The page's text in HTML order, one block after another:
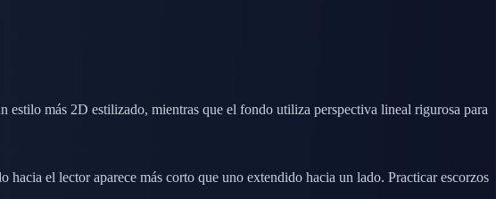
estilo más 2D estilizado, mientras que el fondo utiliza perspectiva lineal rigurosa para
el lector aparece más corto que uno extendido hacia un lado. Practicar escorzos